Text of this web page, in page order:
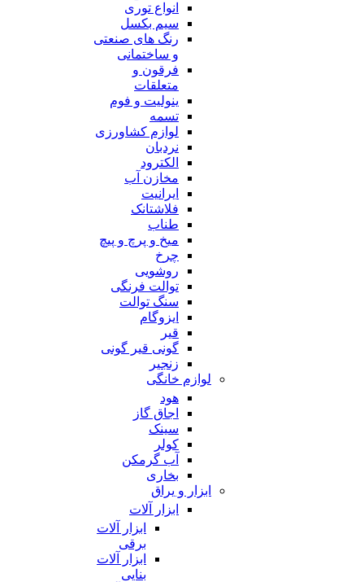
انواع توری
سیم بکسل
رنگ های صنعتی
و ساختمانی
فرقون و
متعلقات
ینولیت و فوم
تسمه
لوازم کشاورزی
نردبان
الکترود
مخازن آب
ایرانیت
فلاشتانک
طناب
میخ و پرچ و پیچ
چرخ
روشویی
توالت فرنگی
سنگ توالت
ایزوگام
قیر
گونی قیر گونی
زنجیر
لوازم خانگی
هود
اجاق گاز
سینک
کولر
آب گرمکن
بخاری
ابزار و یراق
ابزار آلات
ابزار آلات
برقی
ابزار آلات
بنایی